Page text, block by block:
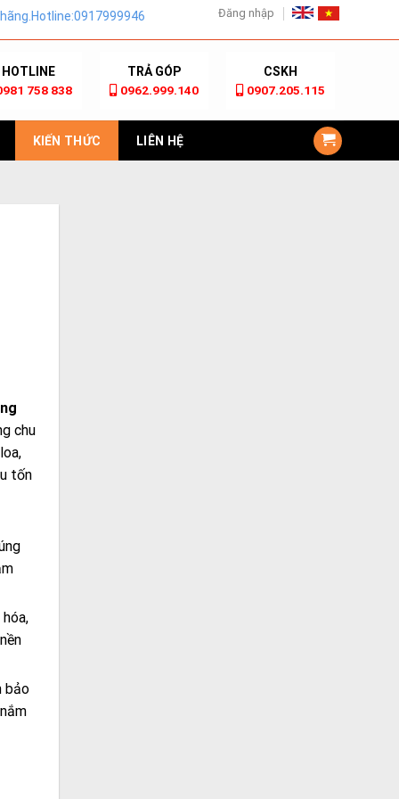
Đăng nhập
HOTLINE
758 838
TRẢ GÓP
0962.999.140
CSKH
0907.205.115
KIẾN THỨC LIÊN HỆ
chu
tốn
bảo